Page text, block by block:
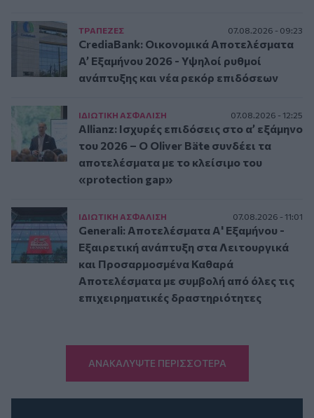
ΤΡAΠΕΖΕΣ 07.08.2026 - 09:23
CrediaBank: Οικονομικά Αποτελέσματα
A’ Εξαμήνου 2026 - Υψηλοί ρυθμοί
ανάπτυξης και νέα ρεκόρ επιδόσεων
ΙΔΙΩΤΙΚΗ ΑΣΦAΛΙΣΗ 07.08.2026 - 12:25
Allianz: Ισχυρές επιδόσεις στο α’ εξάμηνο
του 2026 – Ο Oliver Bäte συνδέει τα
αποτελέσματα με το κλείσιμο του
«protection gap»
ΙΔΙΩΤΙΚΗ ΑΣΦAΛΙΣΗ 07.08.2026 - 11:01
Generali: Αποτελέσματα Α' Εξαμήνου -
Εξαιρετική ανάπτυξη στα Λειτουργικά
και Προσαρμοσμένα Καθαρά
Αποτελέσματα με συμβολή από όλες τις
επιχειρηματικές δραστηριότητες
ΑΝΑΚΑΛΥΨΤΕ ΠΕΡΙΣΣΟΤΕΡΑ